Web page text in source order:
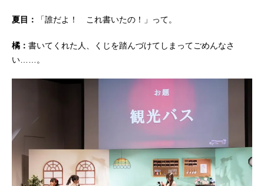
夏目： 「誰だよ！ これ書いたの！」って。
橘： 書いてくれた人、くじを踏んづけてしまってごめんなさ
い……。